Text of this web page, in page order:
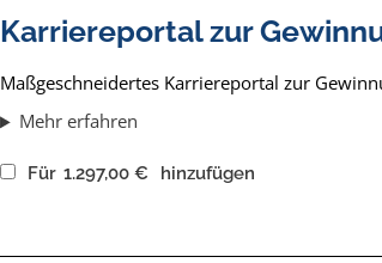
Karriereportal zur
Maßgeschneidertes Karriereportal zur
Mehr erfahren
Für 1.297,00 € hinzufügen